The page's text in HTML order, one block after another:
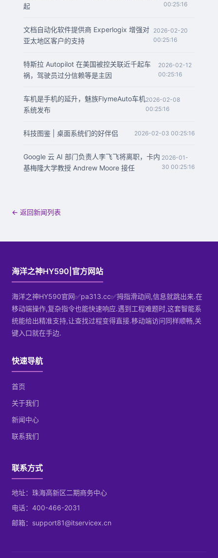
起
00:25:16
文档自动化软件提供商 Experlogix 增强对
亚太地区客户的支持
2026-02-20
00:25:16
特斯拉 Autopilot 在美国被控关联近千起车
祸，驾驶员过分信赖等是主因
2026-02-12
00:25:16
车机是手机的延升，魅族FlymeAuto车机
系统发布
2026-02-08
00:25:16
科技图鉴 | 桌面系统们的好伴侣 2026-02-03 00:25:16
Google 云 AI 部门负责人李飞飞将离职，卡内
基梅隆大学教授 Andrew Moore 接任
2026-01-
30 00:25:16
← 返回新闻列表
海洋之神HY590|官方网站
海洋之神HY590官网✅pa313.cc✅拇指滑动间,信息就跳出来.在
移动端操作,复杂指令也能快速响应.遇到工程难题时,这套智能系
统能给出精准支持,让查找过程变得直接.移动端访问同样顺畅,关
键入口就在手边.
快速导航
首页
关于我们
新闻中心
联系我们
联系方式
地址：珠海高新区二期商务中心
电话：400-466-2031
邮箱：support81@itservicex.cn